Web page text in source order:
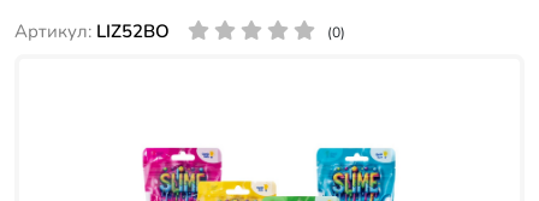
Артикул: LIZ52ВО (0)